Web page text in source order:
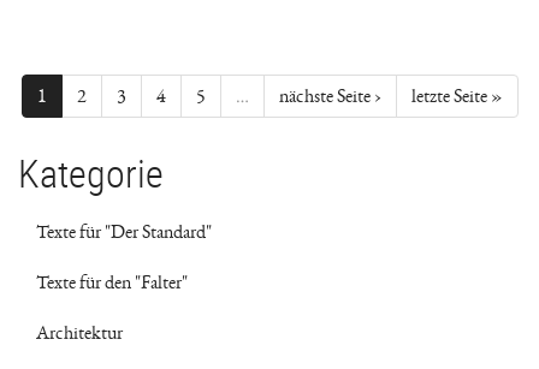
1 2 3 4 5 … nächste Seite › letzte Seite »
Kategorie
Texte für "Der Standard"
Texte für den "Falter"
Architektur